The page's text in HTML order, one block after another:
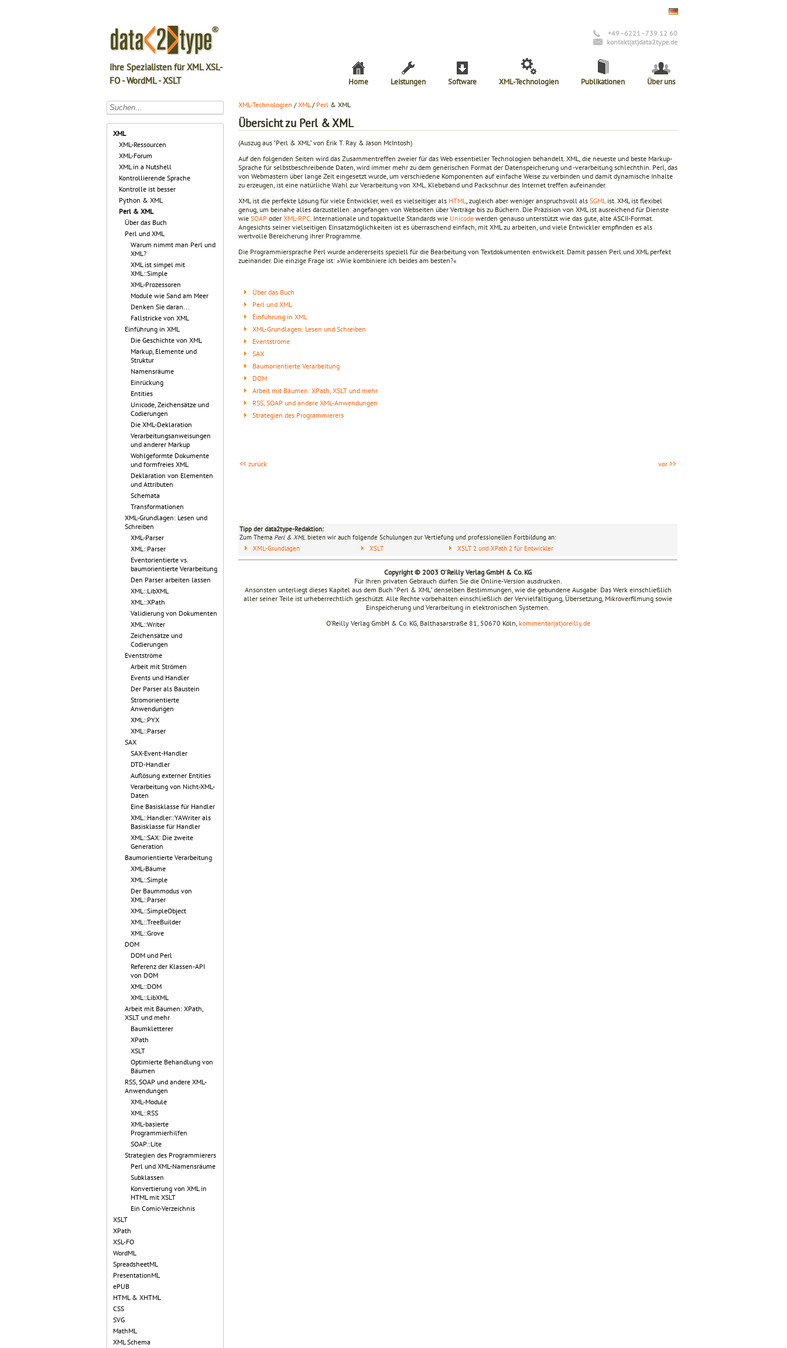
Ihre Spezialisten für XML XSL-
FO - WordML - XSLT
+49 - 6221 - 739 12 60
kontakt(at)data2type.de
Home Leistungen Software XML-Technologien Publikationen Über uns
XML
XML-Ressourcen
XML-Forum
XML in a Nutshell
Kontrollierende Sprache
Kontrolle ist besser
Python & XML
Perl & XML
Über das Buch
Perl und XML
Warum nimmt man Perl und
XML?
XML ist simpel mit
XML::Simple
XML-Prozessoren
Module wie Sand am Meer
Denken Sie daran...
Fallstricke von XML
Einführung in XML
Die Geschichte von XML
Markup, Elemente und
Struktur
Namensräume
Einrückung
Entities
Unicode, Zeichensätze und
Codierungen
Die XML-Deklaration
Verarbeitungsanweisungen
und anderer Markup
Wohlgeformte Dokumente
und formfreies XML
Deklaration von Elementen
und Attributen
Schemata
Transformationen
XML-Grundlagen: Lesen und
Schreiben
XML-Parser
XML::Parser
Eventorientierte vs.
baumorientierte Verarbeitung
Den Parser arbeiten lassen
XML::LibXML
XML::XPath
Validierung von Dokumenten
XML::Writer
Zeichensätze und
Codierungen
Eventströme
Arbeit mit Strömen
Events und Handler
Der Parser als Baustein
Stromorientierte
Anwendungen
XML::PYX
XML::Parser
SAX
SAX-Event-Handler
DTD-Handler
Auflösung externer Entities
Verarbeitung von Nicht-XML-
Daten
Eine Basisklasse für Handler
XML::Handler::YAWriter als
Basisklasse für Handler
XML::SAX: Die zweite
Generation
Baumorientierte Verarbeitung
XML-Bäume
XML::Simple
Der Baummodus von
XML::Parser
XML::SimpleObject
XML::TreeBuilder
XML::Grove
DOM
DOM und Perl
Referenz der Klassen-API
von DOM
XML::DOM
XML::LibXML
Arbeit mit Bäumen: XPath,
XSLT und mehr
Baumkletterer
XPath
XSLT
Optimierte Behandlung von
Bäumen
RSS, SOAP und andere XML-
Anwendungen
XML-Module
XML::RSS
XML-basierte
Programmierhilfen
SOAP::Lite
Strategien des Programmierers
Perl und XML-Namensräume
Subklassen
Konvertierung von XML in
HTML mit XSLT
Ein Comic-Verzeichnis
XSLT
XPath
XSL-FO
WordML
SpreadsheetML
PresentationML
ePUB
HTML & XHTML
CSS
SVG
MathML
XML Schema
XML-Technologien /XML/ Perl & XML
Übersicht zu Perl & XML
(Auszug aus "Perl & XML" von Erik T. Ray & Jason McIntosh)
Auf den folgenden Seiten wird das Zusammentreffen zweier für das Web essentieller Technologien behandelt. XML, die neueste und beste Markup-
Sprache für selbstbeschreibende Daten, wird immer mehr zu dem generischen Format der Datenspeicherung und -verarbeitung schlechthin. Perl, das
von Webmastern über lange Zeit eingesetzt wurde, um verschiedene Komponenten auf einfache Weise zu verbinden und damit dynamische Inhalte
zu erzeugen, ist eine natürliche Wahl zur Verarbeitung von XML. Klebeband und Packschnur des Internet treffen aufeinander.
XML ist die perfekte Lösung für viele Entwickler, weil es vielseitiger als HTML , zugleich aber weniger anspruchsvoll als SGML ist. XML ist flexibel
genug, um beinahe alles darzustellen: angefangen von Webseiten über Verträge bis zu Büchern. Die Präzision von XML ist ausreichend für Dienste
wie SOAP oder XML-RPC . Internationale und topaktuelle Standards wie Unicode werden genauso unterstützt wie das gute, alte ASCII-Format.
Angesichts seiner vielseitigen Einsatzmöglichkeiten ist es überraschend einfach, mit XML zu arbeiten, und viele Entwickler empfinden es als
wertvolle Bereicherung ihrer Programme.
Die Programmiersprache Perl wurde andererseits speziell für die Bearbeitung von Textdokumenten entwickelt. Damit passen Perl und XML perfekt
zueinander. Die einzige Frage ist: »Wie kombiniere ich beides am besten?«
Über das Buch
Perl und XML
Einführung in XML
XML-Grundlagen: Lesen und Schreiben
Eventströme
SAX
Baumorientierte Verarbeitung
DOM
Arbeit mit Bäumen: XPath, XSLT und mehr
RSS, SOAP und andere XML-Anwendungen
Strategien des Programmierers
<< zurück vor >>
Tipp der data2type-Redaktion:
Zum Thema Perl & XML bieten wir auch folgende Schulungen zur Vertiefung und professionellen Fortbildung an:
XML-Grundlagen
XSLT XSLT 2 und XPath 2 für Entwickler
Copyright © 2003 O'Reilly Verlag GmbH & Co. KG
Für Ihren privaten Gebrauch dürfen Sie die Online-Version ausdrucken.
Ansonsten unterliegt dieses Kapitel aus dem Buch "Perl & XML" denselben Bestimmungen, wie die gebundene Ausgabe: Das Werk einschließlich
aller seiner Teile ist urheberrechtlich geschützt. Alle Rechte vorbehalten einschließlich der Vervielfältigung, Übersetzung, Mikroverfilmung sowie
Einspeicherung und Verarbeitung in elektronischen Systemen.
O’Reilly Verlag GmbH & Co. KG, Balthasarstraße 81, 50670 Köln, kommentar(at)oreilly.de